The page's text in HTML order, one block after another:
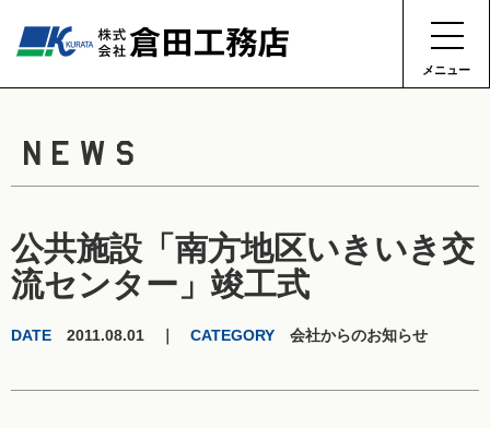
メニュー
NEWS
公共施設「南方地区いきいき交
流センター」竣工式
DATE 2011.08.01 ｜ CATEGORY 会社からのお知らせ